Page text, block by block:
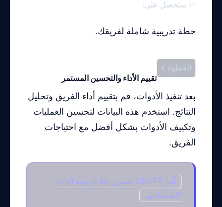
✅ ستحصل على:
خطة تدريبية شاملة لفريقك.
الخطوة ٤
تقييم الأداء والتحسين المستمر
بعد تنفيذ الأدوات، قم بتقييم أداء الفريق وتحليل
النتائج. استخدم هذه البيانات لتحسين العمليات
وتكييف الأدوات بشكل أفضل مع احتياجات
الفريق.
أمر CRAFT حصري #4 © بوابة الذكاء
الاصطناعي